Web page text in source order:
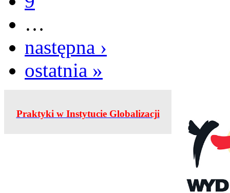
…
następna ›
ostatnia »
Praktyki w Instytucie Globalizacji